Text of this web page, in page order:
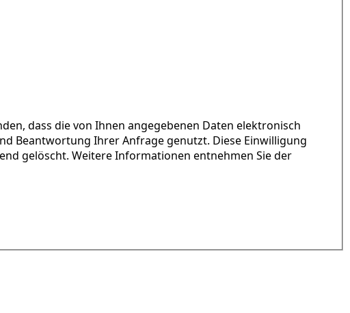
dass die von Ihnen angegebenen Daten elektronisch
Beantwortung Ihrer Anfrage genutzt. Diese Einwilligung
gelöscht. Weitere Informationen entnehmen Sie der